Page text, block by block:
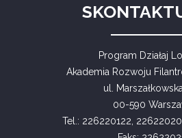
Program Działaj
Akademia Rozwoju
ul.
00-590
Tel.: 226220122,